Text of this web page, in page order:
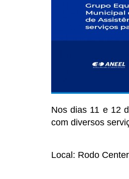
Nos dias 11 e 12
com diversos
Local: Rodo